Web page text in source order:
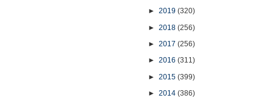
►2019(320)
►2018(256)
►2017(256)
►2016(311)
►2015(399)
►2014(386)